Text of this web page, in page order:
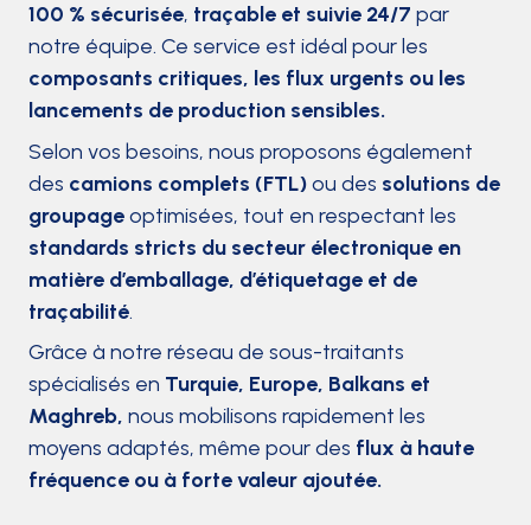
100 % sécurisée, traçable et suivie 24/7 par
notre équipe. Ce service est idéal pour les
composants critiques, les flux urgents ou les
lancements de production sensibles.
Selon vos besoins, nous proposons également
des camions complets (FTL)ou des solutions de
groupageoptimisées, tout en respectant les
standards stricts du secteur électronique en
matière d’emballage, d’étiquetage et de
traçabilité.
Grâce à notre réseau de sous-traitants
spécialisés en Turquie, Europe, Balkans et
Maghreb, nous mobilisons rapidement les
moyens adaptés, même pour des flux à haute
fréquence ou à forte valeur ajoutée.